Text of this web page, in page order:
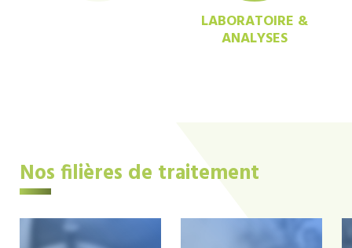
LABORATOIRE &
ANALYSES
Nos filières de traitement